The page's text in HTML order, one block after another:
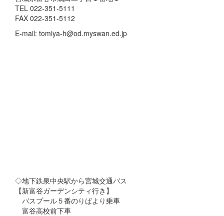
TEL 022-351-5111
FAX 022-351-5112
E-mail: tomiya-h@od.myswan.ed.jp
◇地下鉄泉中央駅から宮城交通バス
【新富谷ガーデンシティ行き】
バスプール５番のりばより乗車
富谷高校前下車